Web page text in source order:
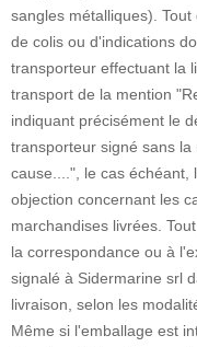
sangles métalliques).
de colis ou d'indications
transporteur effectuant la
transport de la mention
indiquant précisément le
transporteur signé sans
cause....", le cas échéant,
objection concernant les
marchandises livrées.
la correspondance ou à
signalé à Sidermarine srl
livraison, selon les
Même si l'emballage est